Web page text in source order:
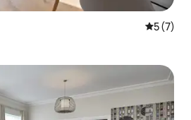
5 av 5 i
5 (7)